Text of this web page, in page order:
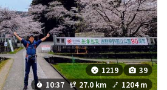
1219
39
10:37
27.0 km 1204 m